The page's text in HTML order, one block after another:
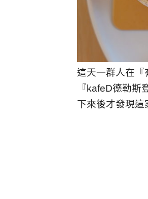
這天一群人在『
『kafeD德勒
下來後才發現